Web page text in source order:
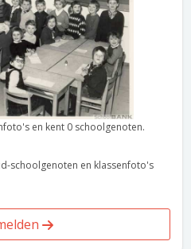
en kent 0 schoolgenoten.
schoolgenoten en klassenfoto's